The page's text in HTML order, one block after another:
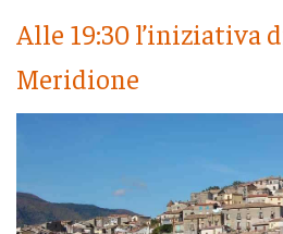
Alle 19:30 l’iniziativa
Meridione